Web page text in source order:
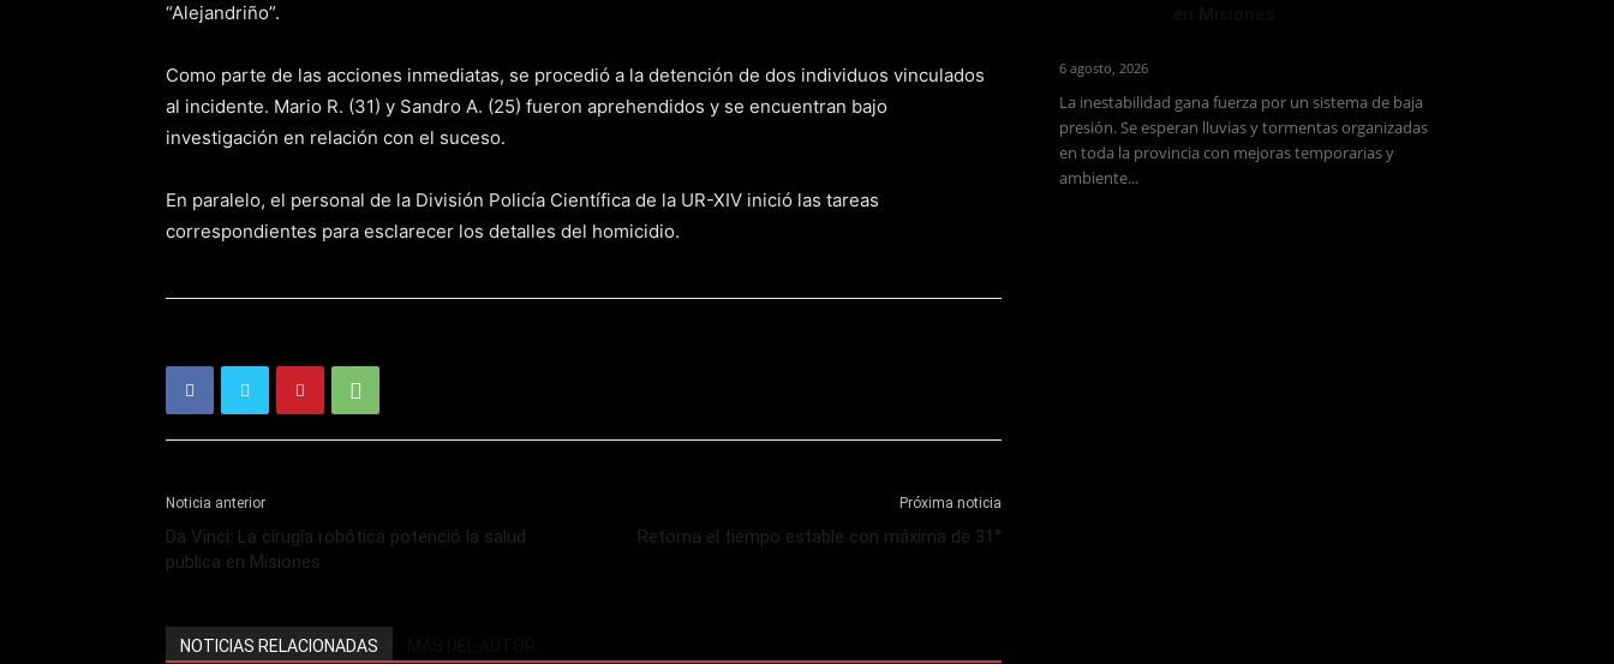
“Alejandriño”.
Como parte de las acciones inmediatas, se procedió a la detención de dos individuos vinculados
al incidente. Mario R. (31) y Sandro A. (25) fueron aprehendidos y se encuentran bajo
investigación en relación con el suceso.
En paralelo, el personal de la División Policía Científica de la UR-XIV inició las tareas
correspondientes para esclarecer los detalles del homicidio.
Noticia anterior
Da Vinci: La cirugía robótica potenció la salud
pública en Misiones
Próxima noticia
Retorna el tiempo estable con máxima de 31°
NOTICIAS RELACIONADAS
6 agosto, 2026
La inestabilidad gana fuerza por un sistema de baja
presión. Se esperan lluvias y tormentas organizadas
en toda la provincia con mejoras temporarias y
ambiente...